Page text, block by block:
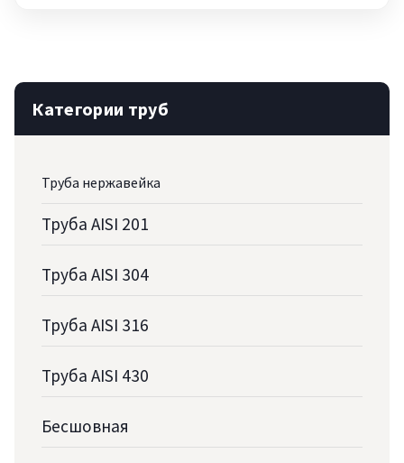
Категории труб
Труба нержавейка
Труба AISI 201
Труба AISI 304
Труба AISI 316
Труба AISI 430
Бесшовная